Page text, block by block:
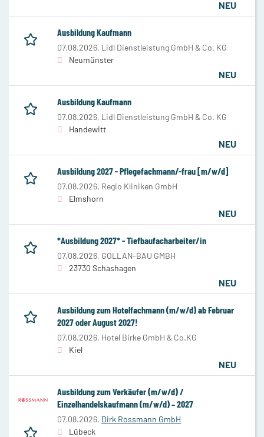
NEU
Ausbildung Kaufmann
07.08.2026, Lidl Dienstleistung GmbH & Co. KG
Neumünster
NEU
Ausbildung Kaufmann
07.08.2026, Lidl Dienstleistung GmbH & Co. KG
Handewitt
NEU
Ausbildung 2027 - Pflegefachmann/-frau [m/w/d]
07.08.2026, Regio Kliniken GmbH
Elmshorn
NEU
*Ausbildung 2027* - Tiefbaufacharbeiter/in
07.08.2026, GOLLAN-BAU GMBH
23730 Schashagen
NEU
Ausbildung zum Hotelfachmann (m/w/d) ab Februar
2027 oder August 2027!
07.08.2026, Hotel Birke GmbH & Co.KG
Kiel
NEU
Ausbildung zum Verkäufer (m/w/d) /
Einzelhandelskaufmann (m/w/d) – 2027
07.08.2026, Dirk Rossmann GmbH
Lübeck